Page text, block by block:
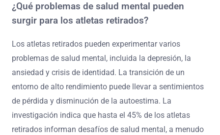
¿Qué problemas de salud mental pueden
surgir para los atletas retirados?
Los atletas retirados pueden experimentar varios
problemas de salud mental, incluida la depresión, la
ansiedad y crisis de identidad. La transición de un
entorno de alto rendimiento puede llevar a sentimientos
de pérdida y disminución de la autoestima. La
investigación indica que hasta el 45% de los atletas
retirados informan desafíos de salud mental, a menudo